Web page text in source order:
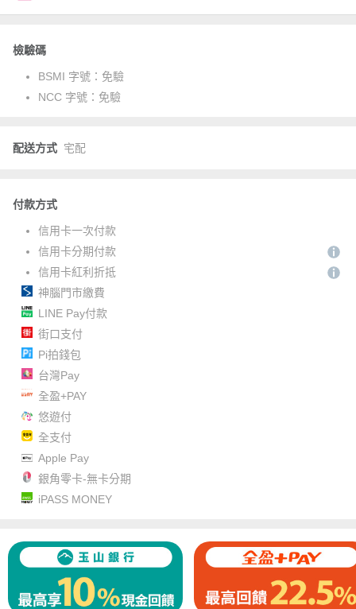
檢驗碼
BSMI 字號： 免驗
NCC 字號： 免驗
配送方式 宅配
付款方式
信用卡一次付款
信用卡分期付款
信用卡紅利折抵
神腦門市繳費
LINE Pay付款
街口支付
Pi拍錢包
台灣Pay
全盈+PAY
悠遊付
全支付
Apple Pay
銀角零卡-無卡分期
iPASS MONEY